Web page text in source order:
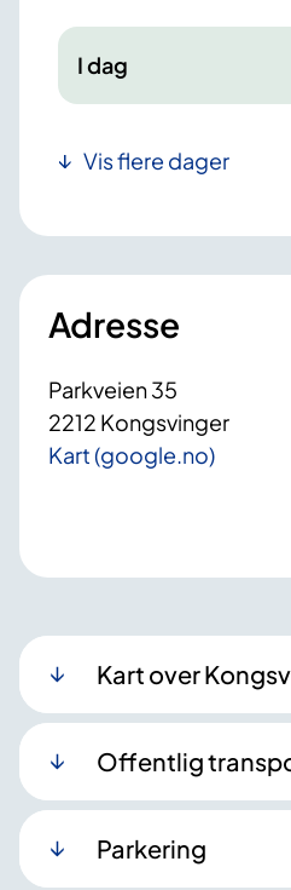
I dag
Vis flere dager
Adresse
Parkveien 35
2212 Kongsvinger
Kart (google.no)
Kart over
Offentlig
Parkering